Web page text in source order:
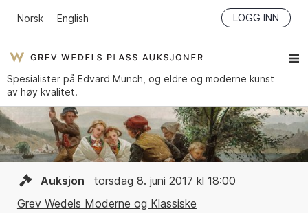
Norsk English LOGG INN
Spesialister på Edvard Munch, og eldre og moderne kunst
av høy kvalitet.
Auksjon
torsdag 8. juni 2017 kl 18:00
Grev Wedels Moderne og Klassiske